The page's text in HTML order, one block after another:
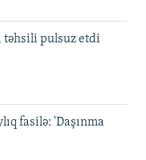
təhsili pulsuz etdi
fasilə: 'Daşınma